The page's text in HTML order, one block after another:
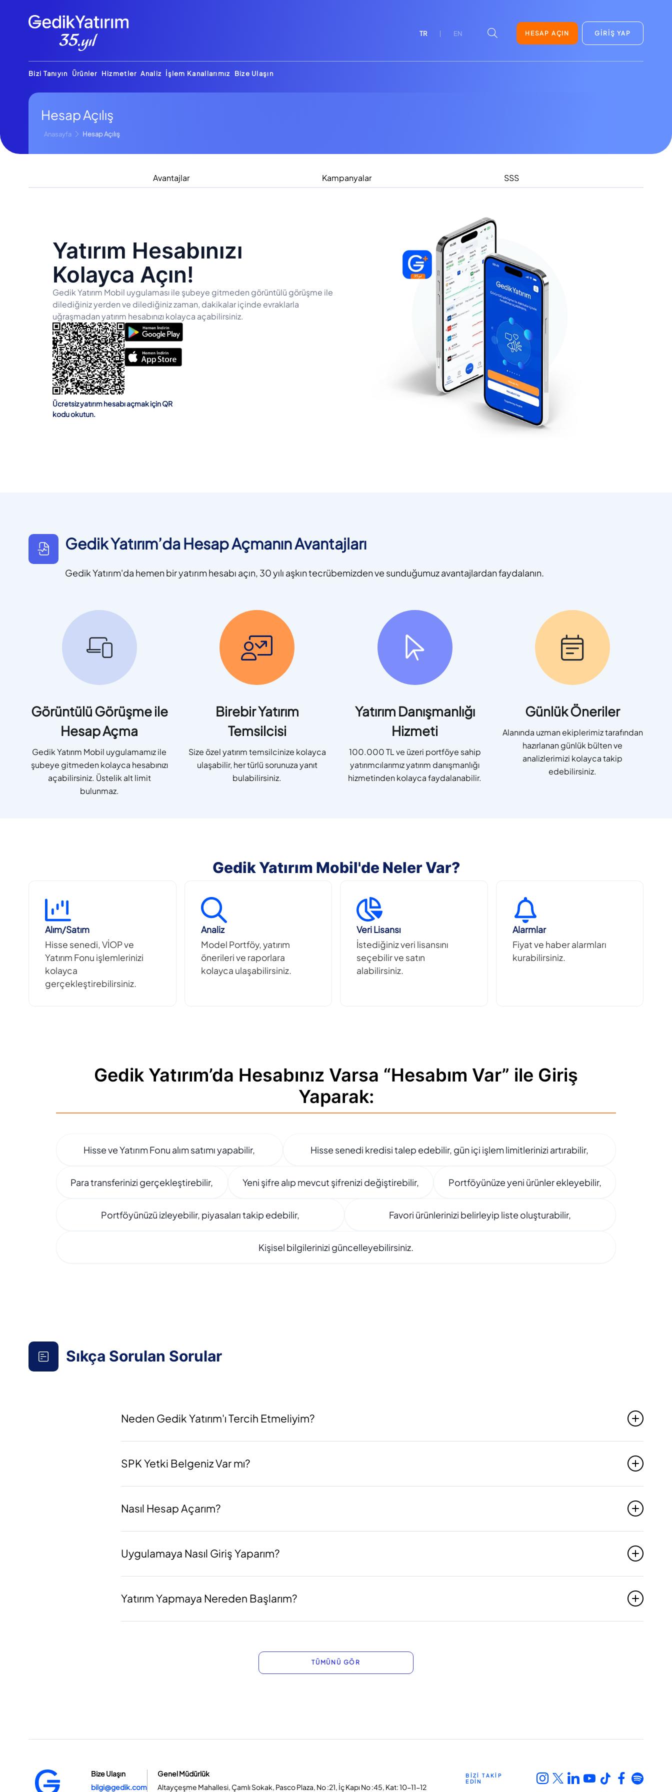
TR EN HESAP AÇIN GİRİŞ YAP
Bizi Tanıyın Ürünler Hizmetler Analiz İşlem Kanallarımız Bize Ulaşın
Hesap Açılış
Anasayfa Hesap Açılış
Avantajlar Kampanyalar SSS
Yatırım Hesabınızı
Kolayca Açın!
Gedik Yatırım Mobil uygulaması ile şubeye gitmeden görüntülü görüşme ile
dilediğiniz yerden ve dilediğiniz zaman, dakikalar içinde evraklarla
uğraşmadan yatırım hesabınızı kolayca açabilirsiniz.
Ücretsiz yatırım hesabı açmak için QR
kodu okutun.
Gedik Yatırım’da Hesap Açmanın Avantajları
Gedik Yatırım'da hemen bir yatırım hesabı açın, 30 yılı aşkın tecrübemizden ve sunduğumuz avantajlardan faydalanın.
Görüntülü Görüşme ile
Hesap Açma
Gedik Yatırım Mobil uygulamamız ile
şubeye gitmeden kolayca hesabınızı
açabilirsiniz. Üstelik alt limit
bulunmaz.
Birebir Yatırım
Temsilcisi
Size özel yatırım temsilcinize kolayca
ulaşabilir, her türlü sorunuza yanıt
bulabilirsiniz.
Yatırım Danışmanlığı
Hizmeti
100.000 TL ve üzeri portföye sahip
yatırımcılarımız yatırım danışmanlığı
hizmetinden kolayca faydalanabilir.
Günlük Öneriler
Alanında uzman ekiplerimiz tarafından
hazırlanan günlük bülten ve
analizlerimizi kolayca takip
edebilirsiniz.
Gedik Yatırım Mobil'de Neler Var?
Alım/Satım
Hisse senedi, VİOP ve
Yatırım Fonu işlemlerinizi
kolayca
gerçekleştirebilirsiniz.
Analiz
Model Portföy, yatırım
önerileri ve raporlara
kolayca ulaşabilirsiniz.
Veri Lisansı
İstediğiniz veri lisansını
seçebilir ve satın
alabilirsiniz.
Alarmlar
Fiyat ve haber alarmları
kurabilirsiniz.
Gedik Yatırım’da Hesabınız Varsa “Hesabım Var” ile Giriş
Yaparak:
Hisse ve Yatırım Fonu alım satımı yapabilir, Hisse senedi kredisi talep edebilir, gün içi işlem limitlerinizi artırabilir,
Para transferinizi gerçekleştirebilir, Yeni şifre alıp mevcut şifrenizi değiştirebilir, Portföyünüze yeni ürünler ekleyebilir,
Portföyünüzü izleyebilir, piyasaları takip edebilir, Favori ürünlerinizi belirleyip liste oluşturabilir,
Kişisel bilgilerinizi güncelleyebilirsiniz.
Sıkça Sorulan Sorular
Neden Gedik Yatırım'ı Tercih Etmeliyim?
SPK Yetki Belgeniz Var mı?
Nasıl Hesap Açarım?
Uygulamaya Nasıl Giriş Yaparım?
Yatırım Yapmaya Nereden Başlarım?
TÜMÜNÜ GÖR
Bize Ulaşın
bilgi@gedik.com
Genel Müdürlük
Altayçeşme Mahallesi, Çamlı Sokak, Pasco Plaza, No :21, İç Kapı No :45, Kat: 10-11-12
BİZİ TAKİP
EDİN